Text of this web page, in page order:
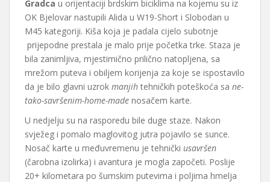
Gradca u orijentaciji brdskim biciklima na kojemu su iz
OK Bjelovar nastupili Alida u W19-Short i Slobodan u
M45 kategoriji. Kiša koja je padala cijelo subotnje
prijepodne prestala je malo prije početka trke. Staza je
bila zanimljiva, mjestimično prilično natopljena, sa
mrežom puteva i obiljem korijenja za koje se ispostavilo
da je bilo glavni uzrok manjih tehničkih poteškoća sa ne-
tako-savršenim-home-made nosačem karte.
U nedjelju su na rasporedu bile duge staze. Nakon
svježeg i pomalo maglovitog jutra pojavilo se sunce.
Nosač karte u međuvremenu je tehnički usavršen
(čarobna izolirka) i avantura je mogla započeti. Poslije
20+ kilometara po šumskim putevima i poljima hmelja